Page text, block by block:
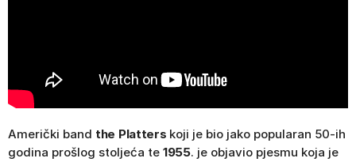
Američki band the Platters koji je bio jako popularan 50-ih
godina prošlog stoljeća te 1955. je objavio pjesmu koja je